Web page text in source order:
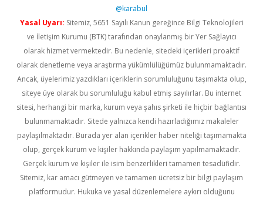
@karabul
Yasal Uyarı: Sitemiz, 5651 Sayılı Kanun gereğince Bilgi Teknolojileri
ve İletişim Kurumu (BTK) tarafından onaylanmış bir Yer Sağlayıcı
olarak hizmet vermektedir. Bu nedenle, sitedeki içerikleri proaktif
olarak denetleme veya araştırma yükümlülüğümüz bulunmamaktadır.
Ancak, üyelerimiz yazdıkları içeriklerin sorumluluğunu taşımakta olup,
siteye üye olarak bu sorumluluğu kabul etmiş sayılırlar. Bu internet
sitesi, herhangi bir marka, kurum veya şahıs şirketi ile hiçbir bağlantısı
bulunmamaktadır. Sitede yalnızca kendi hazırladığımız makaleler
paylaşılmaktadır. Burada yer alan içerikler haber niteliği taşımamakta
olup, gerçek kurum ve kişiler hakkında paylaşım yapılmamaktadır.
Gerçek kurum ve kişiler ile isim benzerlikleri tamamen tesadüfidir.
Sitemiz, kar amacı gütmeyen ve tamamen ücretsiz bir bilgi paylaşım
platformudur. Hukuka ve yasal düzenlemelere aykırı olduğunu